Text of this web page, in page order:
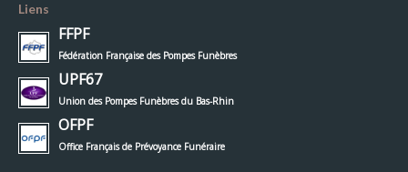
Liens
FFPF
Fédération Française des Pompes Funèbres
UPF67
Union des Pompes Funèbres du Bas-Rhin
OFPF
Office Français de Prévoyance Funéraire